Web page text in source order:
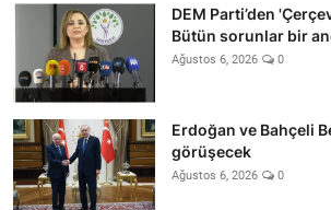
DEM Parti’den
Bütün sorunlar bir
Ağustos 6, 2026 0
Erdoğan ve Bahçeli
görüşecek
Ağustos 6, 2026 0